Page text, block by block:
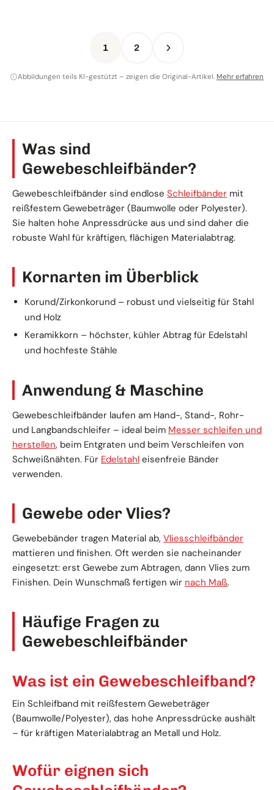
1 2
Abbildungen teils KI-gestützt – zeigen die Original-Artikel. Mehr erfahren
Was sind
Gewebeschleifbänder?
Gewebeschleifbänder sind endlose Schleifbänder mit
reißfestem Gewebeträger (Baumwolle oder Polyester).
Sie halten hohe Anpressdrücke aus und sind daher die
robuste Wahl für kräftigen, flächigen Materialabtrag.
Kornarten im Überblick
Korund/Zirkonkorund – robust und vielseitig für Stahl
und Holz
Keramikkorn – höchster, kühler Abtrag für Edelstahl
und hochfeste Stähle
Anwendung & Maschine
Gewebeschleifbänder laufen am Hand-, Stand-, Rohr-
und Langbandschleifer – ideal beim Messer schleifen und
herstellen, beim Entgraten und beim Verschleifen von
Schweißnähten. Für Edelstahl eisenfreie Bänder
verwenden.
Gewebe oder Vlies?
Gewebebänder tragen Material ab, Vliesschleifbänder
mattieren und finishen. Oft werden sie nacheinander
eingesetzt: erst Gewebe zum Abtragen, dann Vlies zum
Finishen. Dein Wunschmaß fertigen wir nach Maß.
Häufige Fragen zu
Gewebeschleifbänder
Was ist ein Gewebeschleifband?
Ein Schleifband mit reißfestem Gewebeträger
(Baumwolle/Polyester), das hohe Anpressdrücke aushält
– für kräftigen Materialabtrag an Metall und Holz.
Wofür eignen sich